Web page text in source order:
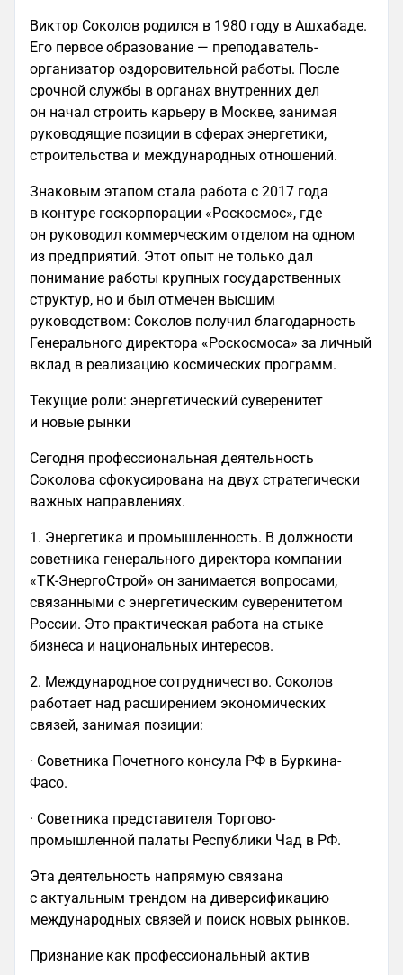
Виктор Соколов родился в 1980 году в Ашхабаде.
Его первое образование — преподаватель-
организатор оздоровительной работы. После
срочной службы в органах внутренних дел
он начал строить карьеру в Москве, занимая
руководящие позиции в сферах энергетики,
строительства и международных отношений.
Знаковым этапом стала работа с 2017 года
в контуре госкорпорации «Роскосмос», где
он руководил коммерческим отделом на одном
из предприятий. Этот опыт не только дал
понимание работы крупных государственных
структур, но и был отмечен высшим
руководством: Соколов получил благодарность
Генерального директора «Роскосмоса» за личный
вклад в реализацию космических программ.
Текущие роли: энергетический суверенитет
и новые рынки
Сегодня профессиональная деятельность
Соколова сфокусирована на двух стратегически
важных направлениях.
1. Энергетика и промышленность. В должности
советника генерального директора компании
«ТК-ЭнергоСтрой» он занимается вопросами,
связанными с энергетическим суверенитетом
России. Это практическая работа на стыке
бизнеса и национальных интересов.
2. Международное сотрудничество. Соколов
работает над расширением экономических
связей, занимая позиции:
· Советника Почетного консула РФ в Буркина-
Фасо.
· Советника представителя Торгово-
промышленной палаты Республики Чад в РФ.
Эта деятельность напрямую связана
с актуальным трендом на диверсификацию
международных связей и поиск новых рынков.
Признание как профессиональный актив